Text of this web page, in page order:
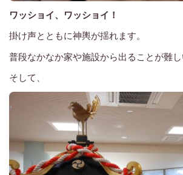
ワッショイ、ワッショイ！
掛け声とともに神輿が揺れます。
普段なかなか家や施設から出ることが難し
そして、